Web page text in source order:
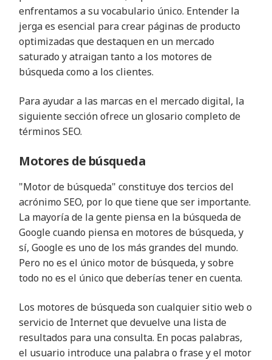
enfrentamos a su vocabulario único. Entender la
jerga es esencial para crear páginas de producto
optimizadas que destaquen en un mercado
saturado y atraigan tanto a los motores de
búsqueda como a los clientes.
Para ayudar a las marcas en el mercado digital, la
siguiente sección ofrece un glosario completo de
términos SEO.
Motores de búsqueda
"Motor de búsqueda" constituye dos tercios del
acrónimo SEO, por lo que tiene que ser importante.
La mayoría de la gente piensa en la búsqueda de
Google cuando piensa en motores de búsqueda, y
sí, Google es uno de los más grandes del mundo.
Pero no es el único motor de búsqueda, y sobre
todo no es el único que deberías tener en cuenta.
Los motores de búsqueda son cualquier sitio web o
servicio de Internet que devuelve una lista de
resultados para una consulta. En pocas palabras,
el usuario introduce una palabra o frase y el motor